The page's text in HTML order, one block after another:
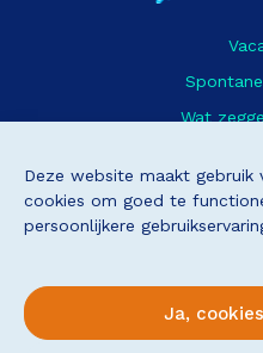
Deze website maakt gebruik
cookies om goed te
persoonlijkere
Ja,
Wat